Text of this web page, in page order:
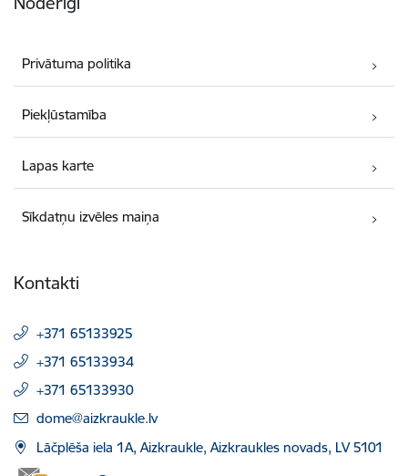
Privātuma politika
Piekļūstamība
Lapas karte
Sīkdatņu izvēles maiņa
Kontakti
+371 65133925
+371 65133934
+371 65133930
E-pasts:
dome@aizkraukle.lv
Lāčplēša iela 1A, Aizkraukle, Aizkraukles novads, LV 5101